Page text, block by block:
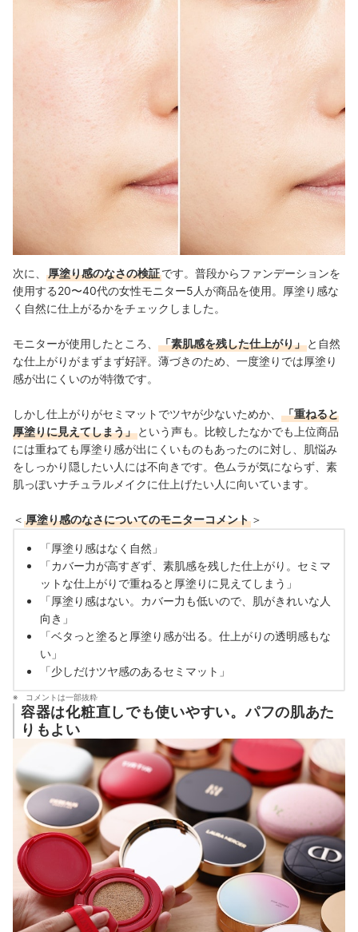
次に、 厚塗り感のなさの検証です。普段からファンデーションを
使用する20〜40代の女性モニター5人が商品を使用。厚塗り感な
く自然に仕上がるかをチェックしました。
モニターが使用したところ、 「素肌感を残した仕上がり」 と自然
な仕上がりがまずまず好評。薄づきのため、一度塗りでは厚塗り
感が出にくいのが特徴です。
しかし仕上がりがセミマットでツヤが少ないためか、
「重ねると
厚塗りに見えてしまう」 という声も。比較したなかでも上位商品
には重ねても厚塗り感が出にくいものもあったのに対し、肌悩み
をしっかり隠したい人には不向きです。色ムラが気にならず、素
肌っぽいナチュラルメイクに仕上げたい人に向いています。
＜ 厚塗り感のなさについてのモニターコメント ＞
「厚塗り感はなく自然」
「カバー力が高すぎず、素肌感を残した仕上がり。セミマ
ットな仕上がりで重ねると厚塗りに見えてしまう」
「厚塗り感はない。カバー力も低いので、肌がきれいな人
向き」
「ベタっと塗ると厚塗り感が出る。仕上がりの透明感もな
い」
「少しだけツヤ感のあるセミマット」
コメントは一部抜粋
容器は化粧直しでも使いやすい。パフの肌あた
りもよい